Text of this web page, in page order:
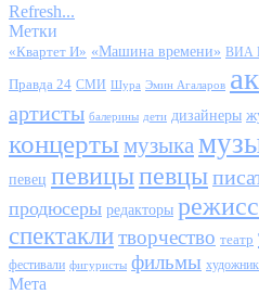
Refresh...
Метки
«Квартет И» «Машина времени» ВИА
Правда 24 СМИ Шура Эмин Агаларов
артисты балерины дети дизайнеры
концерты музыка
певец певицыпевцы
продюсеры редакторы
спектаклитворчество театр
фестивали фигуристы фильмы
Мета